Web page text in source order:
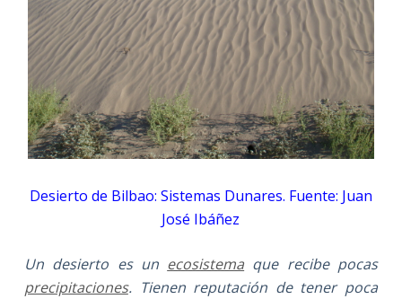
Desierto de Bilbao: Sistemas Dunares. Fuente: Juan
José Ibáñez
Un desierto es un ecosistema que recibe pocas
precipitaciones. Tienen reputación de tener poca